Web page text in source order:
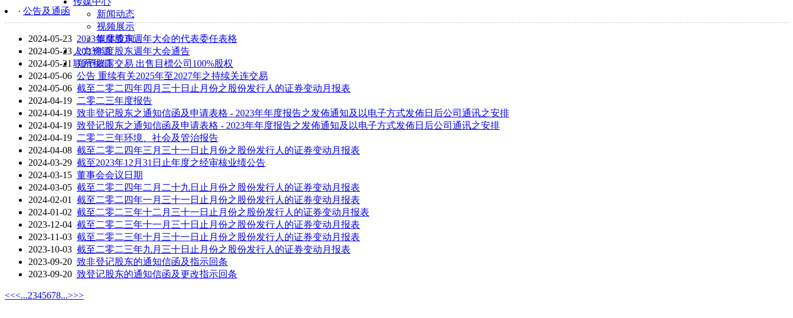
新闻动态
视频展示
媒体查询
人力资源
联系我们
· 公告及通函
2024-05-23 2023年度股东週年大会的代表委任表格
2024-05-23 2023年度股东週年大会通告
2024-05-21
须予披露交易 出售目標公司100%股权
2024-05-06 公告 重续有关2025年至2027年之持续关连交易
2024-05-06 截至二零二四年四月三十日止月份之股份发行人的证券变动月报表
2024-04-19 二零二三年度报告
2024-04-19 致非登记股东之通知信函及申请表格 - 2023年年度报告之发佈通知及以电子方式发佈日后公司通讯之安排
2024-04-19 致登记股东之通知信函及申请表格 - 2023年年度报告之发佈通知及以电子方式发佈日后公司通讯之安排
2024-04-19 二零二三年环境、社会及管治报告
2024-04-08 截至二零二四年三月三十一日止月份之股份发行人的证券变动月报表
2024-03-29 截至2023年12月31日止年度之经审核业绩公告
2024-03-15 董事会会议日期
2024-03-05 截至二零二四年二月二十九日止月份之股份发行人的证券变动月报表
2024-02-01
截至二零二四年一月三十一日止月份之股份发行人的证券变动月报表
2024-01-02 截至二零二三年十二月三十一日止月份之股份发行人的证券变动月报表
2023-12-04 截至二零二三年十一月三十日止月份之股份发行人的证券变动月报表
2023-11-03 截至二零二三年十月三十一日止月份之股份发行人的证券变动月报表
2023-10-03 截至二零二三年九月三十日止月份之股份发行人的证券变动月报表
2023-09-20 致非登记股东的通知信函及指示回条
2023-09-20 致登记股东的通知信函及更改指示回条
<<<...2345678...>>>